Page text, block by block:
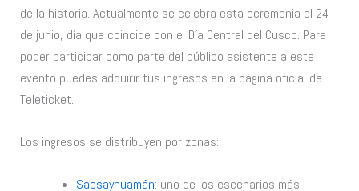
de la historia. Actualmente se celebra esta ceremonia el 24
de junio, día que coincide con el Día Central del Cusco. Para
poder participar como parte del público asistente a este
evento puedes adquirir tus ingresos en la página oficial de
Teleticket.
Los ingresos se distribuyen por zonas:
Sacsayhuamán: uno de los escenarios más